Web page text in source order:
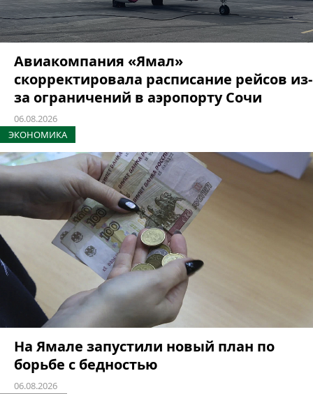
Авиакомпания «Ямал»
скорректировала расписание рейсов из-
за ограничений в аэропорту Сочи
06.08.2026
ЭКОНОМИКА
На Ямале запустили новый план по
борьбе с бедностью
06.08.2026